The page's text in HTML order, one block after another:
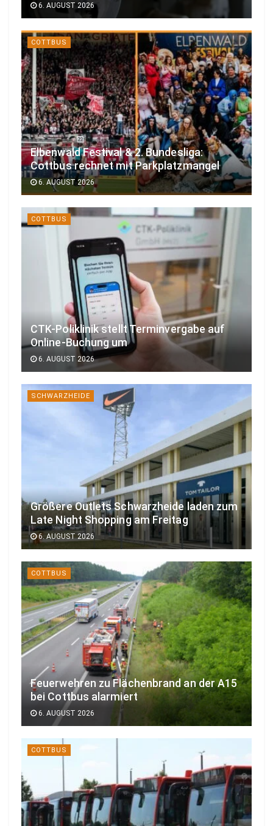
6. AUGUST 2026
COTTBUS
Elbenwald Festival & 2. Bundesliga:
Cottbus rechnet mit Parkplatzmangel
6. AUGUST 2026
COTTBUS
CTK-Poliklinik stellt Terminvergabe auf
Online-Buchung um
6. AUGUST 2026
SCHWARZHEIDE
Größere Outlets Schwarzheide laden zum
Late Night Shopping am Freitag
6. AUGUST 2026
COTTBUS
Feuerwehren zu Flächenbrand an der A15
bei Cottbus alarmiert
6. AUGUST 2026
COTTBUS